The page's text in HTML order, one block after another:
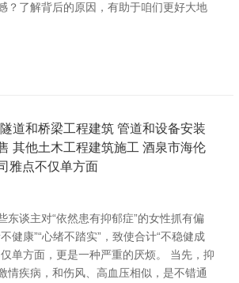
？了解背后的原因，有助于咱们更好大地
道和桥梁工程建筑 管道和设备安装
其他土木工程建筑施工 酒泉市海伦
雅点不仅单方面
东谈主对“依然患有抑郁症”的女性抓有偏
健康”“心绪不踏实”，致使合计“不稳健成
单方面，更是一种严重的厌烦。 当先，抑
情疾病，和伤风、高血压相似，是不错通